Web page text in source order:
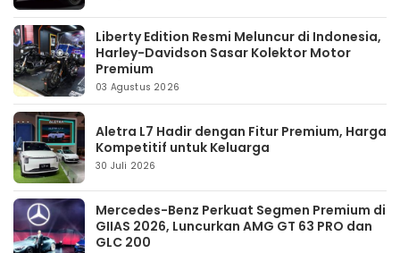
Liberty Edition Resmi Meluncur di Indonesia,
Harley-Davidson Sasar Kolektor Motor
Premium
03 Agustus 2026
Aletra L7 Hadir dengan Fitur Premium, Harga
Kompetitif untuk Keluarga
30 Juli 2026
Mercedes-Benz Perkuat Segmen Premium di
GIIAS 2026, Luncurkan AMG GT 63 PRO dan
GLC 200